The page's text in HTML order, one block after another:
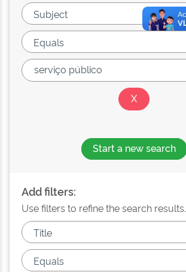
Start a new search
Add filters:
Use filters to refine the search results.